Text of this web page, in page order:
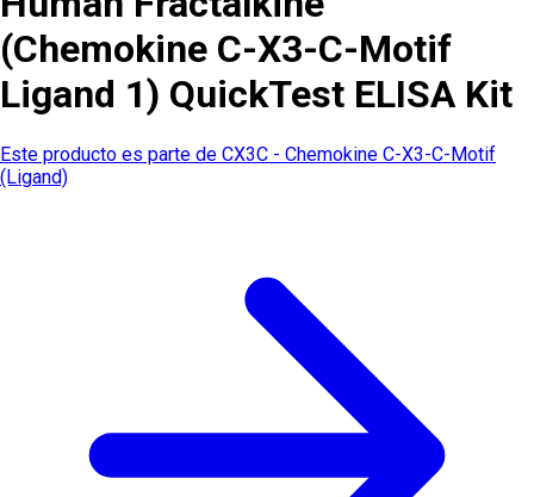
(Chemokine C-X3-C-Motif
Ligand 1) QuickTest ELISA Kit
Este producto es parte de CX3C - Chemokine C-X3-C-Motif
(Ligand)